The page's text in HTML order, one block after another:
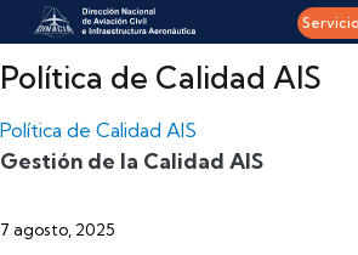
Pasar al contenido principal
Política de Calidad AIS
Política de Calidad AIS
Gestión de la Calidad AIS
7 agosto, 2025